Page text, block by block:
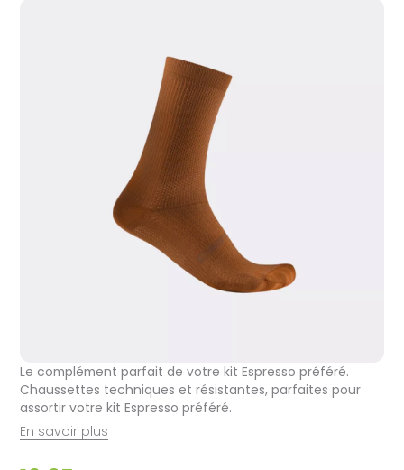
Le complément parfait de votre kit Espresso préféré.
Chaussettes techniques et résistantes, parfaites pour
assortir votre kit Espresso préféré.
En savoir plus